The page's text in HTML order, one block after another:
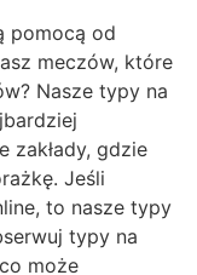
pomocą od
meczów, które
Nasze typy na
zakłady, gdzie
Jeśli
to nasze typy
typy na
może